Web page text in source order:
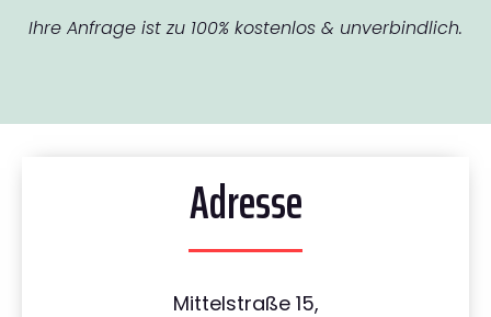
Ihre Anfrage ist zu 100% kostenlos & unverbindlich.
Adresse
Mittelstraße 15,